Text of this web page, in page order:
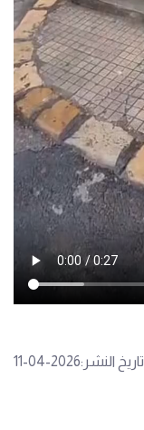
تاريخ النشر:2026-04-11